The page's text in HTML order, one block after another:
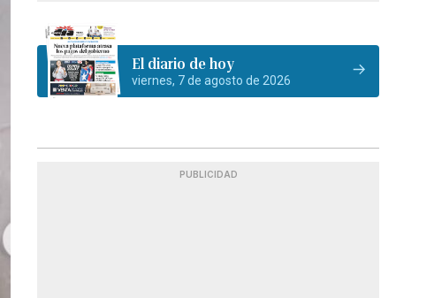
El diario de hoy
viernes, 7 de agosto de 2026
PUBLICIDAD